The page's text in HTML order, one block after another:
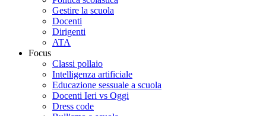
Gestire la scuola
Docenti
Dirigenti
ATA
Focus
Classi pollaio
Intelligenza artificiale
Educazione sessuale a scuola
Docenti Ieri vs Oggi
Dress code